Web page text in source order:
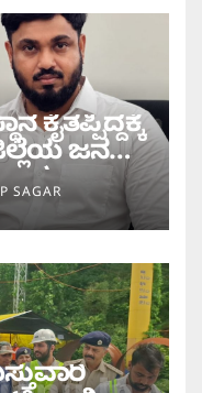
ಕೈತಪ್ಪಿದ್ದಕ್ಕೆ
ಜನರ
SAGAR